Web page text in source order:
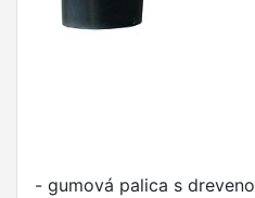
- gumová palica s